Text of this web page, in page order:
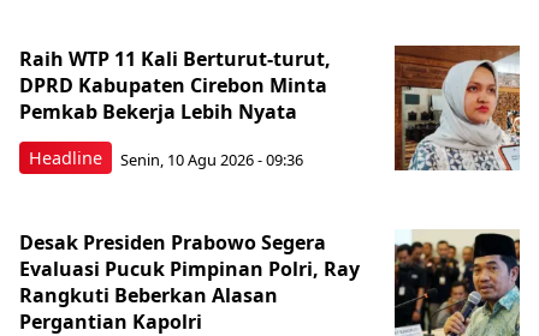
Headline
Raih WTP 11 Kali Berturut-turut,
DPRD Kabupaten Cirebon Minta
Pemkab Bekerja Lebih Nyata
Senin, 10 Agu 2026 - 09:36
Desak Presiden Prabowo Segera
Evaluasi Pucuk Pimpinan Polri, Ray
Rangkuti Beberkan Alasan
Pergantian Kapolri